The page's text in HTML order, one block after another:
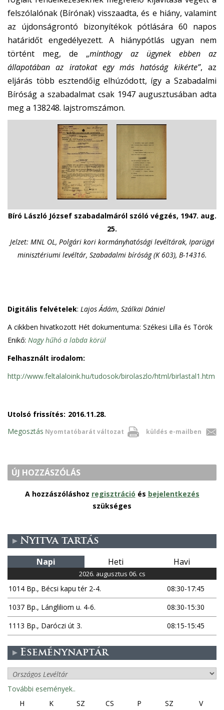
felszólalónak (Bírónak) visszaadta, és e hiány, valamint
az újdonságrontó bizonyítékok pótlására 60 napos
határidőt engedélyezett. A hiánypótlás ugyan nem
történt meg, de „minthogy az ügynek ebben az
állapotában az iratokat egy más hatóság kikérte”, az
eljárás több esztendőig elhúzódott, így a Szabadalmi
Bíróság a szabadalmat csak 1947 augusztusában adta
meg a 138248. lajstromszámon.
Bíró László József szabadalmáról szóló végzés, 1947. aug.
25.
Jelzet: MNL OL, Polgári kori kormányhatósági levéltárak, Iparügyi
minisztériumi levéltár, Szabadalmi bíróság (K 603), B-14316.
Digitális felvételek: Lajos Ádám, Szálkai Dániel
A cikkben hivatkozott Hét dokumentuma: Székesi Lilla és Török
Enikő: Nagy hűhó a labda körül
Felhasznált irodalom:
http://www.feltalaloink.hu/tudosok/birolaszlo/html/birlastal1.htm
Utolsó frissítés: 2016.11.28.
Nyomtatóbarát változat küldés e-mailben
Megosztás
ÚJ HOZZÁSZÓLÁS
A hozzászóláshoz regisztráció és bejelentkezés
szükséges
Nyitva tartás
Napi Heti Havi
2026. augusztus 06. cs
1014 Bp., Bécsi kapu tér 2-4.
08:30-17:45
1037 Bp., Lángliliom u. 4-6.
08:30-15:30
1113 Bp., Daróczi út 3.
08:15-15:45
Eseménynaptár
További események..
H
K SZ CS P SZ
V